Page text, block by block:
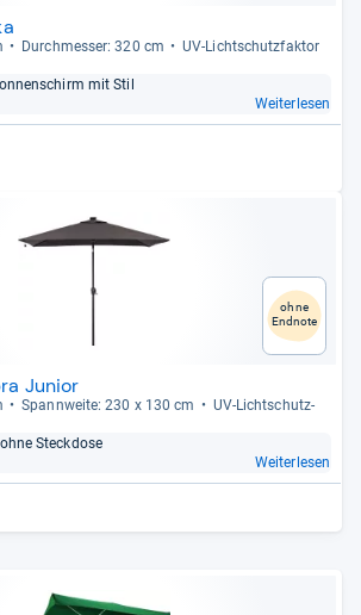
Durch­mes­ser: 320 cm
UV-​Licht­schutz­fak­tor
mit Stil
Weiterlesen
ohne
Endnote
Junior
Spann­weite: 230 x 130 cm
UV-​Licht­schutz­
Steck­dose
Weiterlesen